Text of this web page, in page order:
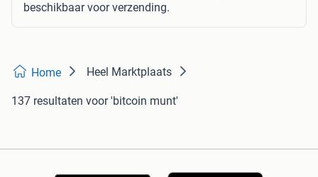
beschikbaar voor verzending.
Home Heel Marktplaats
137 resultaten voor 'bitcoin munt'